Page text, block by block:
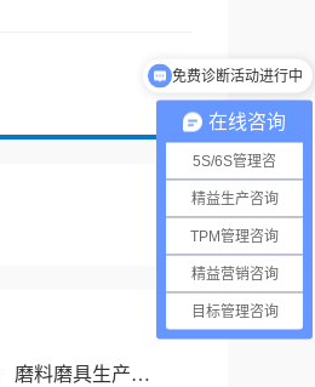
磨料磨具生产厂家
在线咨询
5S/6S管理咨
精益生产咨询
TPM管理咨询
精益营销咨询
目标管理咨询
免费诊断活动进行中